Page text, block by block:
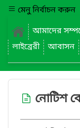
মেনু নির্বাচন করুন
আমাদের
লাইব্রেরী
আবাসন
নোটিশ